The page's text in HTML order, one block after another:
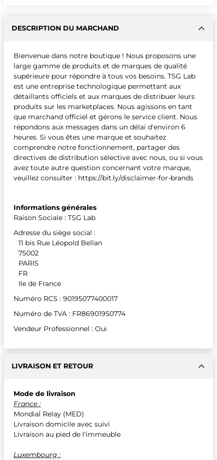
DESCRIPTION DU MARCHAND
Bienvenue dans notre boutique ! Nous proposons une
large gamme de produits et de marques de qualité
supérieure pour répondre à tous vos besoins. TSG Lab
est une entreprise technologique permettant aux
détaillants officiels et aux marques de distribuer leurs
produits sur les marketplaces. Nous agissons en tant
que marchand officiel et gérons le service client. Nous
répondons aux messages dans un délai d'environ 6
heures. Si vous êtes une marque et souhaitez
comprendre notre fonctionnement, partager des
directives de distribution sélective avec nous, ou si vous
avez toute autre question concernant votre marque,
veuillez consulter : https://bit.ly/disclaimer-for-brands
Informations générales
Raison Sociale : TSG Lab
Adresse du siège social :
11 bis Rue Léopold Bellan
75002
PARIS
FR
Ile de France
Numéro RCS : 90195077400017
Numéro de TVA : FR86901950774
Vendeur Professionnel : Oui
LIVRAISON ET RETOUR
Mode de livraison
France :
Mondial Relay (MED)
Livraison domicile avec suivi
Livraison au pied de l'immeuble
Luxembourg :